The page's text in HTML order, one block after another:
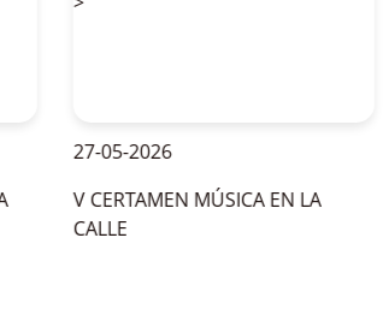
27-05-2026
V CERTAMEN MÚSICA EN LA
CALLE